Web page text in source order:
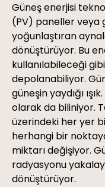
Güneş enerjisi
(PV) paneller veya
yoğunlaştıran
dönüştürüyor. Bu
kullanılabileceği
depolanabiliyor.
güneşin yaydığı
olarak da biliniyor.
üzerindeki her yer
herhangi bir
miktarı değişiyor.
radyasyonu
dönüştürüyor.